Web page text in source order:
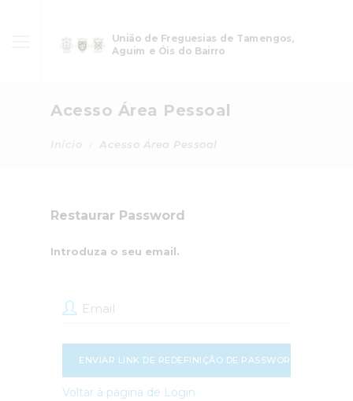
União de Freguesias de Tamengos,
Aguim e Óis do Bairro
Acesso Área Pessoal
Acesso Área Pessoal
Restaurar Password
Introduza o seu email.
ENVIAR LINK DE REDEFINIÇÃO DE PASSWORD
Voltar à página de Login